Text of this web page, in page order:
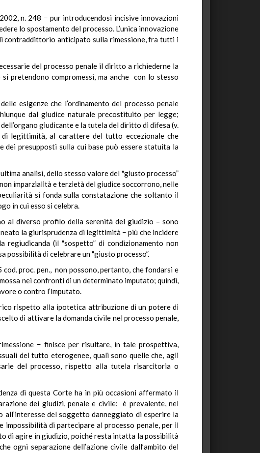
n. 248 − pur introducendosi incisive innovazioni
lo spostamento del processo. L’unica innovazione
contraddittorio anticipato sulla rimessione, fra tutti i
del processo penale il diritto a richiederne la
pretendono compromessi, ma anche con lo stesso
esigenze che l’ordinamento del processo penale
dal giudice naturale precostituito per legge;
giudicante e la tutela del diritto di difesa (v.
legittimità, al carattere del tutto eccezionale che
presupposti sulla cui base può essere statuita la
analisi, dello stesso valore del "giusto processo”
imparzialità e terzietà del giudice soccorrono, nelle
si fonda sulla constatazione che soltanto il
in cui esso si celebra.
al diverso profilo della serenità del giudizio – sono
la giurisprudenza di legittimità − più che incidere
(il "sospetto” di condizionamento non
di celebrare un "giusto processo”.
proc. pen., non possono, pertanto, che fondarsi e
nei confronti di un determinato imputato; quindi,
o contro l’imputato.
rispetto alla ipotetica attribuzione di un potere di
di attivare la domanda civile nel processo penale,
− finisce per risultare, in tale prospettiva,
del tutto eterogenee, quali sono quelle che, agli
del processo, rispetto alla tutela risarcitoria o
di questa Corte ha in più occasioni affermato il
dei giudizi, penale e civile: è prevalente, nel
all’interesse del soggetto danneggiato di esperire la
impossibilità di partecipare al processo penale, per il
di agire in giudizio, poiché resta intatta la possibilità
ogni separazione dell’azione civile dall’ambito del